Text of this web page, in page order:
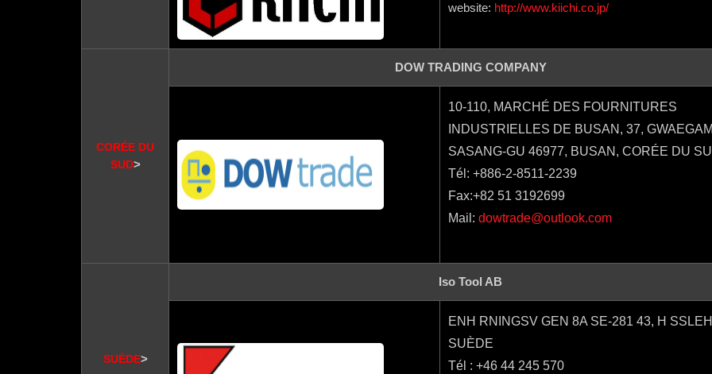
website: http://www.kiichi.co.jp/
CORÉE DU
SUD>
DOW TRADING COMPANY
10-110, MARCHÉ DES FOURNITURES
INDUSTRIELLES DE BUSAN, 37,
SASANG-GU 46977, BUSAN, CORÉE DU
Tél: +886-2-8511-2239
Fax:+82 51 3192699
Mail: dowtrade@outlook.com
SUÈDE>
Iso Tool AB
ENH RNINGSV GEN 8A SE-281 43, H
SUÈDE
Tél : +46 44 245 570